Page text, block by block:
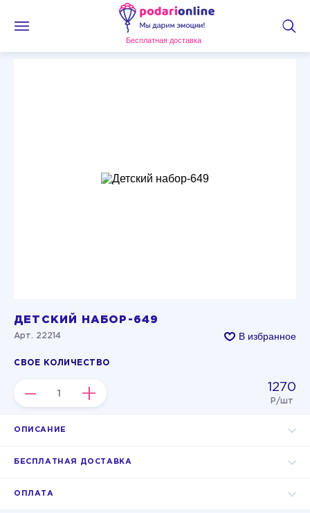
Бесплатная доставка
ДЕТСКИЙ НАБОР-649
Арт. 22214 В избранное
СВОЕ КОЛИЧЕСТВО
– + 1270
Р/шт
ОПИСАНИЕ
БЕСПЛАТНАЯ ДОСТАВКА
ОПЛАТА